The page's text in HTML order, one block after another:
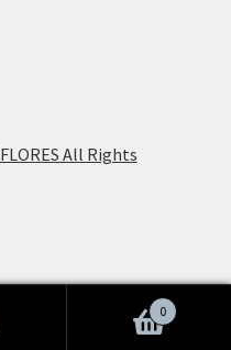
All Rights
0
Accelerator